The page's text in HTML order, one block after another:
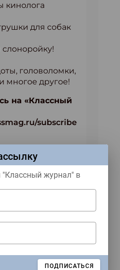
кинолога
для собак
головоломки,
многое другое!
на «Классный
subscribe
соцсетях!журнал" в
ПОДПИСАТЬСЯ